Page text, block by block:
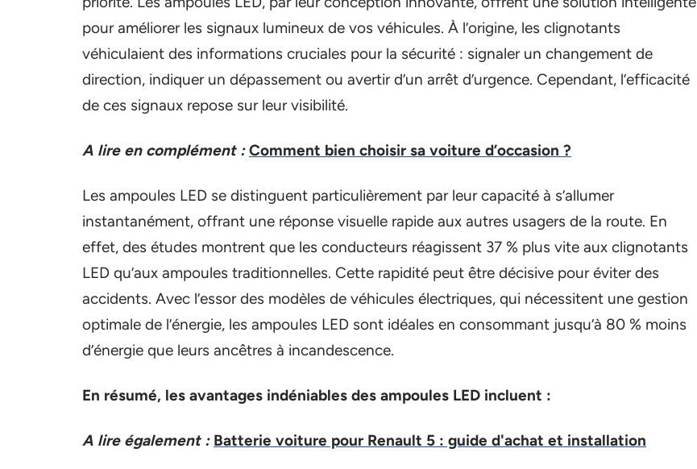
pour améliorer les signaux lumineux de vos véhicules. À l’origine, les clignotants
véhiculaient des informations cruciales pour la sécurité : signaler un changement de
direction, indiquer un dépassement ou avertir d’un arrêt d’urgence. Cependant, l’efficacité
de ces signaux repose sur leur visibilité.
A lire en complément : Comment bien choisir sa voiture d’occasion ?
Les ampoules LED se distinguent particulièrement par leur capacité à s’allumer
instantanément, offrant une réponse visuelle rapide aux autres usagers de la route. En
effet, des études montrent que les conducteurs réagissent 37 % plus vite aux clignotants
LED qu’aux ampoules traditionnelles. Cette rapidité peut être décisive pour éviter des
accidents. Avec l’essor des modèles de véhicules électriques, qui nécessitent une gestion
optimale de l’énergie, les ampoules LED sont idéales en consommant jusqu’à 80 % moins
d’énergie que leurs ancêtres à incandescence.
En résumé, les avantages indéniables des ampoules LED incluent :
A lire également : Batterie voiture pour Renault 5 : guide d'achat et installation